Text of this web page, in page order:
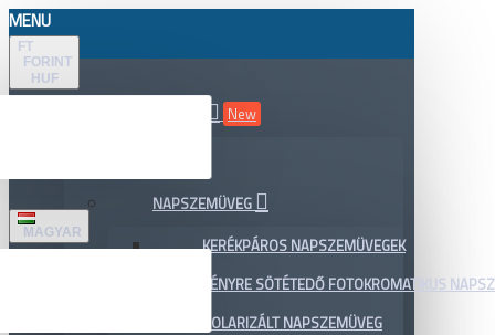
MENU
FT
FORINT
HUF
MAGYAR
New
NAPSZEMÜVEG
KERÉKPÁROS NAPSZEMÜVEGEK
FÉNYRE SÖTÉTEDŐ FOTOKROMATIKUS
POLARIZÁLT NAPSZEMÜVEG